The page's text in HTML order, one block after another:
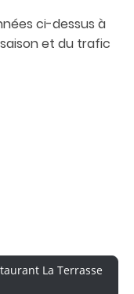
ci-dessus à
et du trafic
La Terrasse